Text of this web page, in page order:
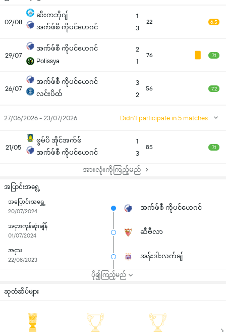
02/08
ဆီးကဘိုဂျ်
အက်ဖ်စီ ကိုပင်ဟေဂင်
1
3
22 6.5
29/07
အက်ဖ်စီ ကိုပင်ဟေဂင်
Polissya
2
1
76 7.1
26/07
အက်ဖ်စီ ကိုပင်ဟေဂင်
လင်းပိထ်
3
2
56 7.2
27/06/2026 - 23/07/2026 Didn't participate in 5 matches
21/05
ဖွမ်ပိ အိုင်အက်ဖ်
အက်ဖ်စီ ကိုပင်ဟေဂင်
1
3
85 7.1
အားလုံးကိုကြည့်မည်
အပြာင်းအရွေ့
အပြောင်းအရွှေ့
20/07/2024
အက်ဖ်စီ ကိုပင်ဟေဂင်
အငှားကုန်ဆုံးချိန်
01/07/2024
ဆီဗီလာ
အငှား
22/08/2023
အန်းဒါးလက်ချ်
ပို၍ကြည့်မည်
ဆုတံဆိပ်များ